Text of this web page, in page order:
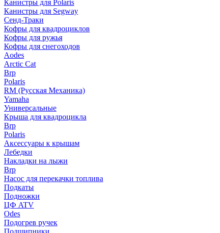
Канистры для Polaris
Канистры для Segway
Сенд-Траки
Кофры для квадроциклов
Кофры для ружья
Кофры для снегоходов
Aodes
Arctic Cat
Brp
Polaris
RM (Русская Механика)
Yamaha
Универсальные
Крыша для квадроцикла
Brp
Polaris
Аксессуары к крышам
Лебедки
Накладки на лыжи
Brp
Насос для перекачки топлива
Подкаты
Подножки
ЦФ ATV
Odes
Подогрев ручек
Подшипники